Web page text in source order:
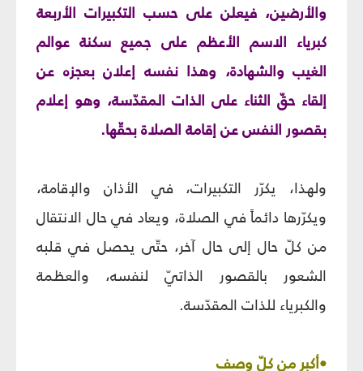
والأرضين، فيعلن على حسب التكبيرات الأربعة
كبرياء الاسم الأعظم على جميع سكنة عوالم
الغيب والشهادة، وهذا نفسه إعلان بعجزه عن
إلقاء حقّ الثناء على الذات المقدّسة، وهو إعلام
بقصور النفس عن إقامة الصلاة بحقّها.
ولهذا، يكرّر التكبيرات، في الأذان والإقامة،
ويكرّرها دائماً في الصلاة، ويعاد في حال الانتقال
من كلّ حال إلى حال آخر، حتّى يحصل في قلبه
الشعور بالقصور الذاتيّ لنفسه، والعظمة
والكبرياء للذات المقدّسة.
•أكبر من كلّ وصف